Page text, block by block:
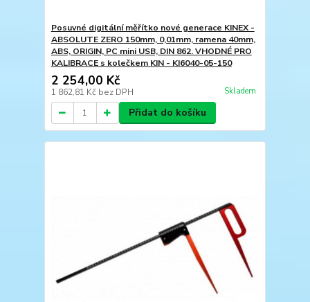
Posuvné digitální měřítko nové generace KINEX -
ABSOLUTE ZERO 150mm, 0,01mm, ramena 40mm,
ABS, ORIGIN, PC mini USB, DIN 862. VHODNÉ PRO
KALIBRACE s kolečkem KIN - KI6040-05-150
2 254,00 Kč
1 862,81 Kč bez DPH Skladem
Přidat do košíku